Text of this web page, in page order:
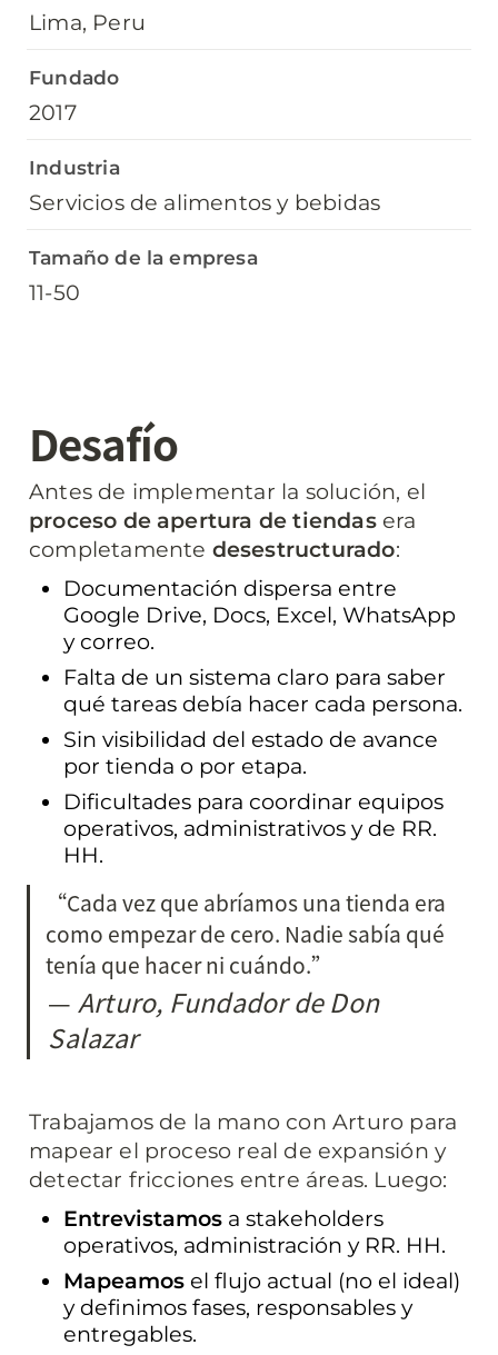
Lima, Peru
Fundado
2017
Industria
Servicios de alimentos y bebidas
Tamaño de la empresa
11-50
Desafío
proceso de apertura de tiendas era
completamente desestructurado:
Documentación dispersa entre
Google Drive, Docs, Excel, WhatsApp
y correo.
Falta de un sistema claro para saber
qué tareas debía hacer cada persona.
Sin visibilidad del estado de avance
por tienda o por etapa.
Dificultades para coordinar equipos
operativos, administrativos y de RR.
HH.
“Cada vez que abríamos una tienda era
como empezar de cero. Nadie sabía qué
tenía que hacer ni cuándo.”
— Arturo, Fundador de Don
Salazar
Trabajamos de la mano con Arturo para
mapear el proceso real de expansión y
detectar fricciones entre áreas. Luego:
Entrevistamos a stakeholders
operativos, administración y RR. HH.
Mapeamos el flujo actual (no el ideal)
y definimos fases, responsables y
entregables.